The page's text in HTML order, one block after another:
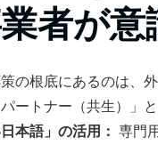
者が意
の根底にあるのは、
ートナー（共生）」
本語」の活用： 専門